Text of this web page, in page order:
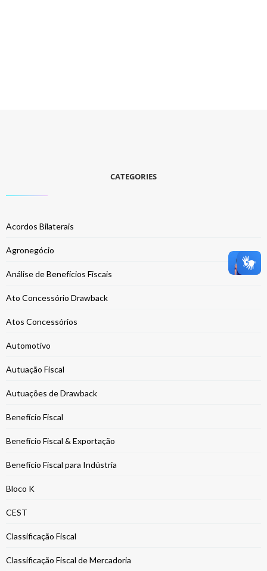
CATEGORIES
Acordos Bilaterais
Agronegócio
Análise de Benefícios Fiscais
Ato Concessório Drawback
Atos Concessórios
Automotivo
Autuação Fiscal
Autuações de Drawback
Benefício Fiscal
Benefício Fiscal & Exportação
Benefício Fiscal para Indústria
Bloco K
CEST
Classificação Fiscal
Classificação Fiscal de Mercadoria